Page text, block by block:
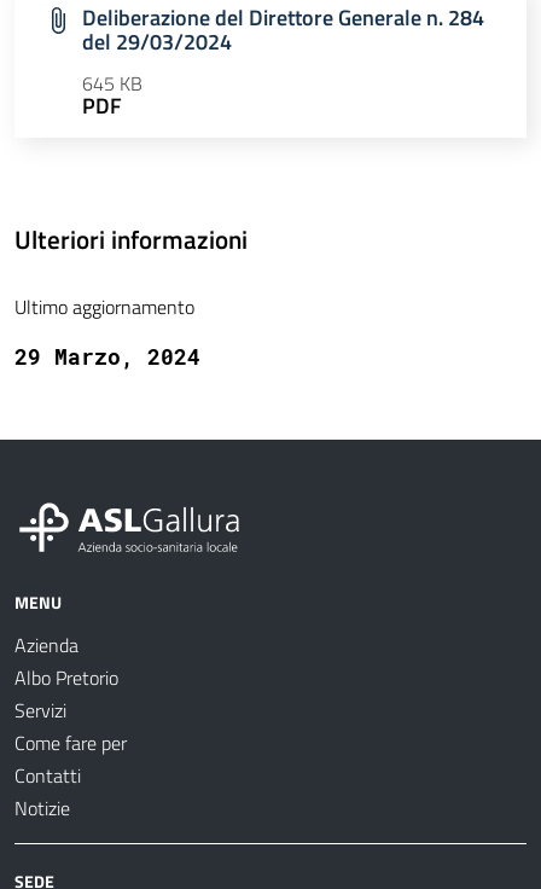
Deliberazione del Direttore Generale n. 284
del 29/03/2024
645 KB
PDF
Ulteriori informazioni
Ultimo aggiornamento
29 Marzo, 2024
MENU
Azienda
Albo Pretorio
Servizi
Come fare per
Contatti
Notizie
SEDE